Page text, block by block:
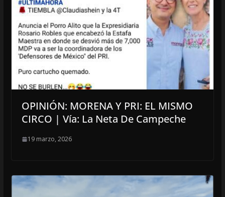
OPINIÓN: MORENA Y PRI: EL MISMO
CIRCO | Vía: La Neta De Campeche
19 marzo, 2026